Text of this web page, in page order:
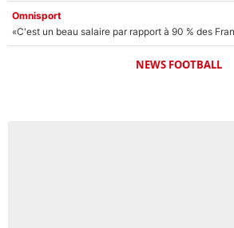
Omnisport
NEWS FOOTBALL